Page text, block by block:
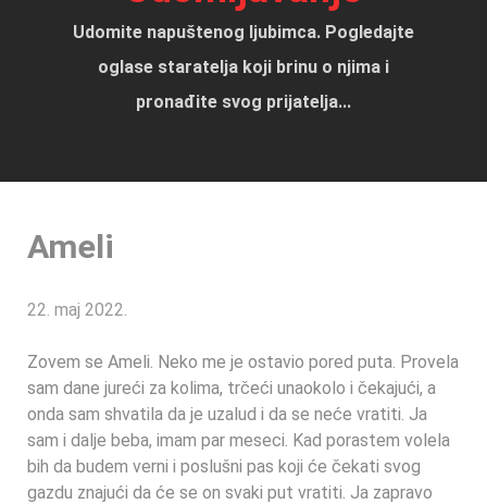
Udomite napuštenog ljubimca. Pogledajte
oglase staratelja koji brinu o njima i
pronađite svog prijatelja...
Ameli
22. maj 2022.
Zovem se Ameli. Neko me je ostavio pored puta. Provela
sam dane jureći za kolima, trčeći unaokolo i čekajući, a
onda sam shvatila da je uzalud i da se neće vratiti. Ja
sam i dalje beba, imam par meseci. Kad porastem volela
bih da budem verni i poslušni pas koji će čekati svog
gazdu znajući da će se on svaki put vratiti. Ja zapravo